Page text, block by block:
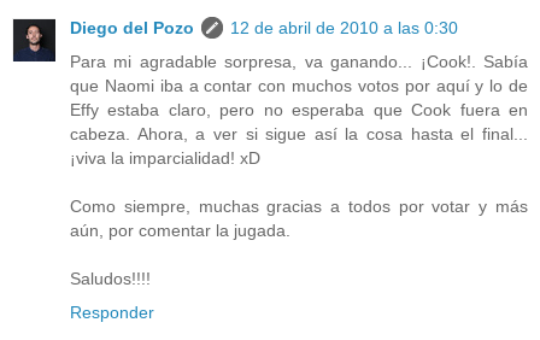
Diego del Pozo
12 de abril de 2010 a las 0:30
Para mi agradable sorpresa, va ganando... ¡Cook!. Sabía
que Naomi iba a contar con muchos votos por aquí y lo de
Effy estaba claro, pero no esperaba que Cook fuera en
cabeza. Ahora, a ver si sigue así la cosa hasta el final...
¡viva la imparcialidad! xD
Como siempre, muchas gracias a todos por votar y más
aún, por comentar la jugada.
Saludos!!!!
Responder